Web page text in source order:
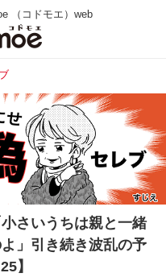
（コドモエ）web
さいうちは親と一緒
」引き続き波乱の予
】